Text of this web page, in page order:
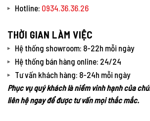
Hotline: 0934.36.36.26
THỜI GIAN LÀM VIỆC
Hệ thống showroom: 8-22h mỗi ngày
Hệ thống bán hàng online: 24/24
Tư vấn khách hàng: 8-24h mỗi ngày
Phục vụ quý khách là niềm vinh hạnh của
liên hệ ngay để được tư vấn mọi thắc mắc.